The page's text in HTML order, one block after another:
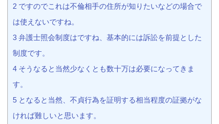
2 ですのでこれは不倫相手の住所が知りたいなどの場合で
は使えないですね。
3 弁護士照会制度はですね、基本的には訴訟を前提とした
制度です。
4 そうなると当然少なくとも数十万は必要になってきま
す。
5 となると当然、不貞行為を証明する相当程度の証拠がな
ければ難しいと思います。